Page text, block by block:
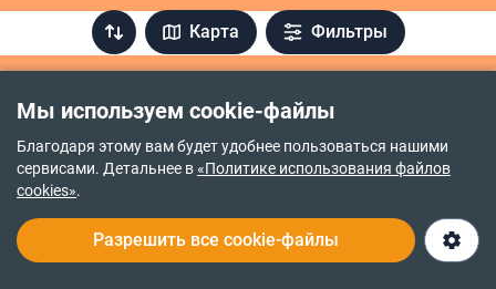
Мы используем cookie-файлы
Благодаря этому вам будет удобнее пользоваться нашими
сервисами. Детальнее в«Политике использования файлов
cookies».
Разрешить все cookie-файлы
Карта Фильтры
DIM.RIA Продажа домов Киевская область
Популярные микрорайоны Киева
Зверинец
Печерск
Черная Гора